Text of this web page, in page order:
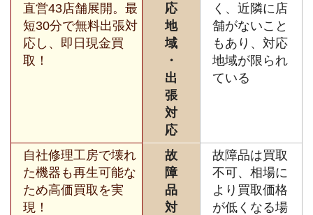
直営43店舗展開。最
短30分で無料出張対
応し、即日現金買
取！
応
地
域
・
出
張
対
応
く、近隣に店
舗がないこと
もあり、対応
地域が限られ
ている
自社修理工房で壊れ
た機器も再生可能な
ため高価買取を実
現！
故
障
品
対
故障品は買取
不可、相場に
より買取価格
が低くなる場